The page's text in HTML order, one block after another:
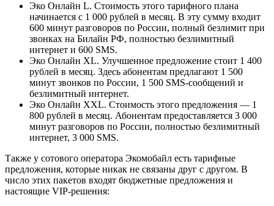
Эко Онлайн L. Стоимость этого тарифного плана
начинается с 1 000 рублей в месяц. В эту сумму входит
600 минут разговоров по России, полный безлимит при
звонках на Билайн РФ, полностью безлимитный
интернет и 600 SMS.
Эко Онлайн XL. Улучшенное предложение стоит 1 400
рублей в месяц. Здесь абонентам предлагают 1 500
минут звонков по России, 1 500 SMS-сообщений и
безлимитный интернет.
Эко Онлайн XXL. Стоимость этого предложения — 1
800 рублей в месяц. Абонентам предоставляется 3 000
минут разговоров по России, полностью безлимитный
интернет, 3 000 SMS.
Также у сотового оператора Экомобайл есть тарифные
предложения, которые никак не связаны друг с другом. В
число этих пакетов входят бюджетные предложения и
настоящие VIP-решения: